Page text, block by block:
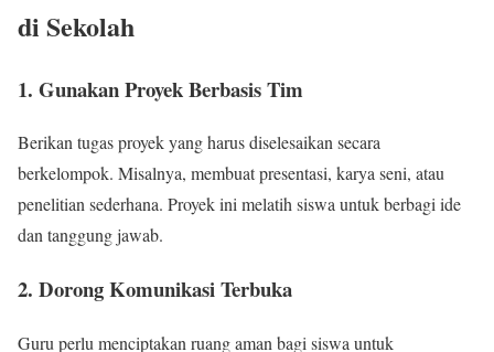
di Sekolah
1. Gunakan Proyek Berbasis Tim
Berikan tugas proyek yang harus diselesaikan secara
berkelompok. Misalnya, membuat presentasi, karya seni, atau
penelitian sederhana. Proyek ini melatih siswa untuk berbagi ide
dan tanggung jawab.
2. Dorong Komunikasi Terbuka
Guru perlu menciptakan ruang aman bagi siswa untuk